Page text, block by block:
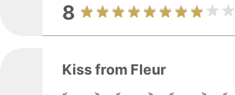
8
Kiss from Fleur